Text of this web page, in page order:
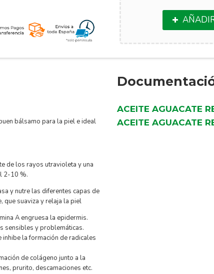
bálsamo para la piel e ideal
de los rayos utravioleta y una
2-10 %.
y nutre las diferentes capas de
que suaviza y relaja la piel
A engruesa la epidermis.
sensibles y problemáticas.
inhibe la formación de radicales
de colágeno junto a la
prurito, descamaciones etc.
ACEITE AGUACATE
ACEITE AGUACATE